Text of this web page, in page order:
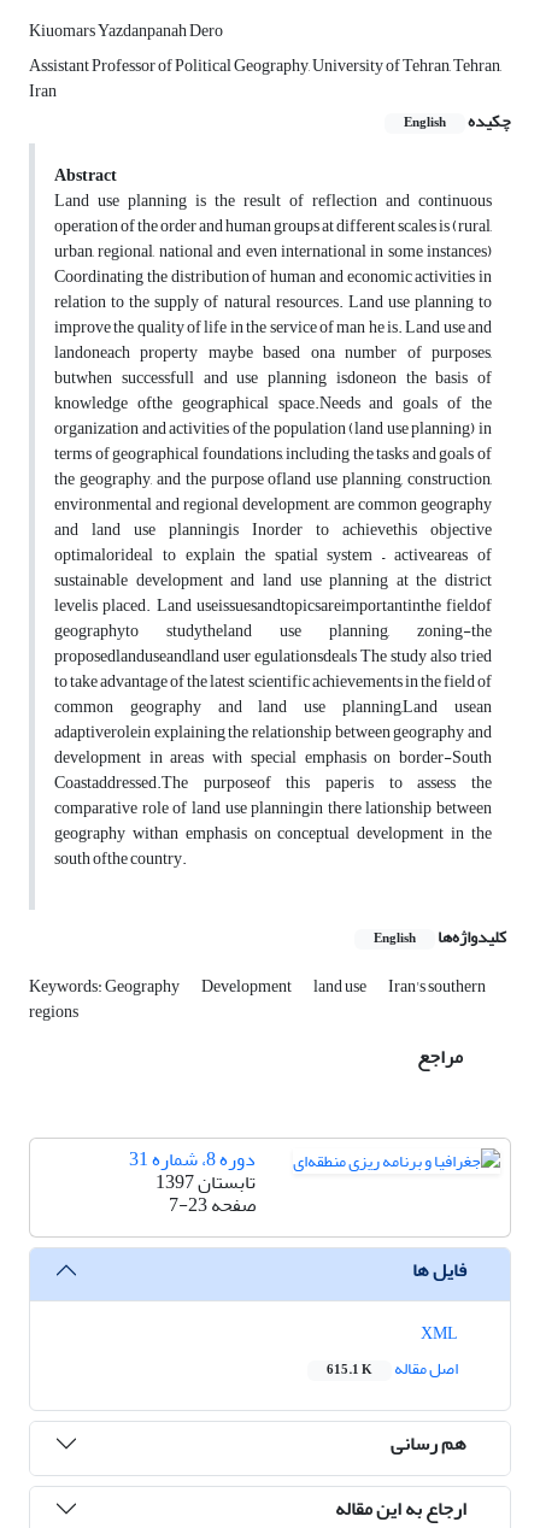
Kiuomars Yazdanpanah Dero
Assistant Professor of Political Geography, University of Tehran, Tehran,
Iran
چکیده
English
Abstract
Land use planning is the result of reflection and continuous
operation of the order and human groups at different scales is (rural,
urban, regional, national and even international in some instances)
Coordinating the distribution of human and economic activities in
relation to the supply of natural resources. Land use planning to
improve the quality of life in the service of man he is. Land use and
landoneach property maybe based ona number of purposes,
butwhen successfull and use planning isdoneon the basis of
knowledge ofthe geographical space.Needs and goals of the
organization and activities of the population (land use planning) in
terms of geographical foundations, including the tasks and goals of
the geography, and the purpose ofland use planning, construction,
environmental and regional development, are common geography
and land use planningis Inorder to achievethis objective
optimalorideal to explain the spatial system – activeareas of
sustainable development and land use planning at the district
levelis placed. Land useissuesandtopicsareimportantinthe fieldof
geographyto studytheland use planning, zoning-the
proposedlanduseandland user egulationsdeals The study also tried
to take advantage of the latest scientific achievements in the field of
common geography and land use planning,Land usean
adaptiverolein explaining the relationship between geography and
development in areas with special emphasis on border-South
Coastaddressed.The purposeof this paperis to assess the
comparative role of land use planningin there lationship between
geography withan emphasis on conceptual development in the
south ofthe country.
کلیدواژه‌ها English
Keywords: Geography Development land use Iran's southern
regions
مراجع
دوره 8، شماره 31
تابستان 1397
صفحه7-23
فایل ها
اصل مقاله
615.1 K
هم رسانی
ارجاع به این مقاله